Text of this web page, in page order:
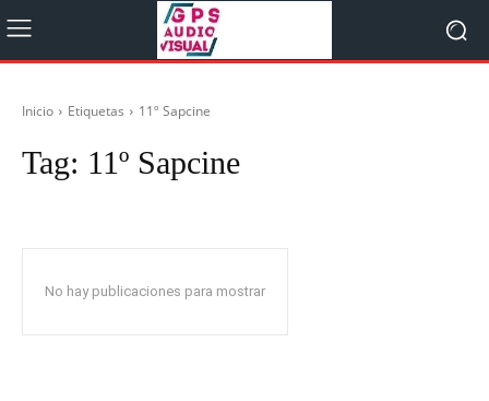
Inicio Etiquetas 11º Sapcine
Tag: 11º Sapcine
No hay publicaciones para mostrar